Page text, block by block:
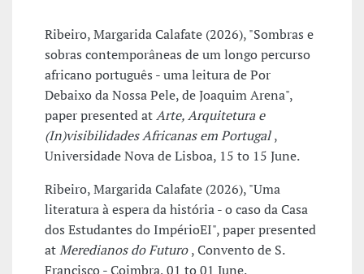
Ribeiro, Margarida Calafate (2026), "Sombras e
sobras contemporâneas de um longo percurso
africano português - uma leitura de Por
Debaixo da Nossa Pele, de Joaquim Arena",
paper presented atArte, Arquitetura e
(In)visibilidades Africanas em Portugal,
Universidade Nova de Lisboa, 15 to 15 June.
Ribeiro, Margarida Calafate (2026), "Uma
literatura à espera da história - o caso da Casa
dos Estudantes do ImpérioEI", paper presented
atMeredianos do Futuro, Convento de S.
Francisco - Coimbra, 01 to 01 June.